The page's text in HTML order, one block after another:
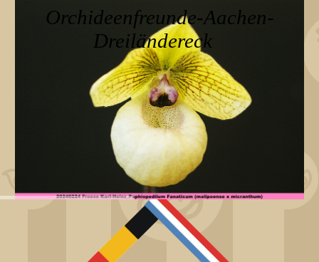
Orchideenfreunde-Aachen-
Dreiländereck